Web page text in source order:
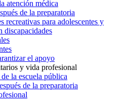
atención médica
de la preparatoria
recreativas para adolescentes y
discapacidades
el apoyo
y vida profesional
la escuela pública
de la preparatoria